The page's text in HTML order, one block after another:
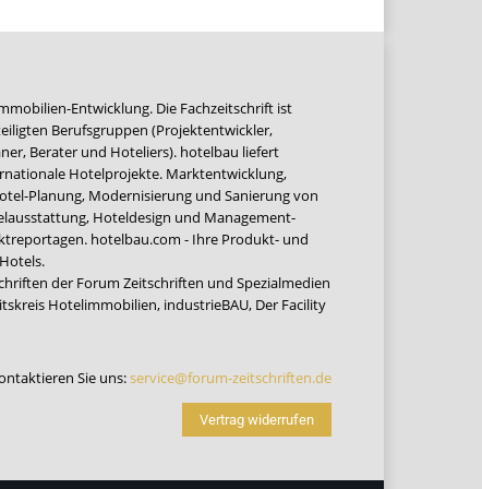
Entwicklung. Die Fachzeitschrift ist
Berufsgruppen (Projektentwickler,
Berater und Hoteliers). hotelbau liefert
Hotelprojekte. Marktentwicklung,
Planung, Modernisierung und Sanierung von
Hoteldesign und Management-
hotelbau.com - Ihre Produkt- und
der Forum Zeitschriften und Spezialmedien
Hotelimmobilien, industrieBAU, Der Facility
Sie uns:service@forum-zeitschriften.de
Vertrag widerrufen